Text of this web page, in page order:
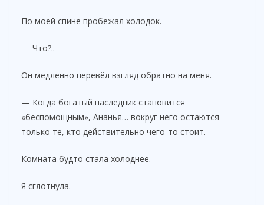
По моей спине пробежал холодок.
— Что?..
Он медленно перевёл взгляд обратно на меня.
— Когда богатый наследник становится
«беспомощным», Ананья… вокруг него остаются
только те, кто действительно чего-то стоит.
Комната будто стала холоднее.
Я сглотнула.